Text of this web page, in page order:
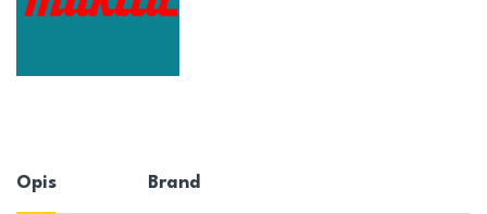
Opis Brand